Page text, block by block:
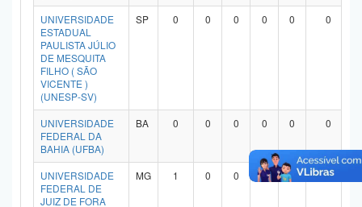
UNIVERSIDADE
ESTADUAL
PAULISTA JÚLIO
DE MESQUITA
FILHO ( SÃO
VICENTE )
(UNESP-SV)
SP 0 0 0 0 0 0
UNIVERSIDADE
FEDERAL DA
BAHIA (UFBA)
BA 0 0 0 0 0 0
UNIVERSIDADE
FEDERAL DE
JUIZ DE FORA
MG 1 0 0 0 0 1